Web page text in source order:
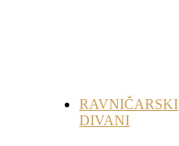
RAVNIČARSKI
DIVANI